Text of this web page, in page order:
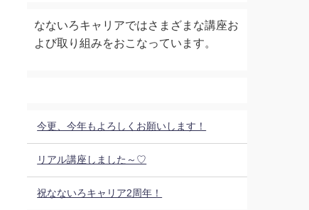
なないろキャリアではさまざまな講座お
よび取り組みをおこなっています。
今更、今年もよろしくお願いします！
リアル講座しました～♡
祝なないろキャリア2周年！